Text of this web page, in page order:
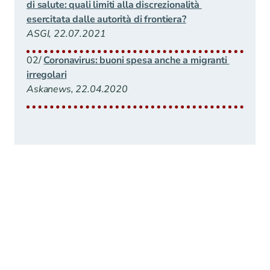
di salute: quali limiti alla discrezionalità
esercitata dalle autorità di frontiera?
ASGI, 22.07.2021
02/ Coronavirus: buoni spesa anche a migranti
irregolari
Askanews, 22.04.2020